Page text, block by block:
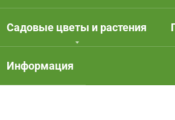
Садовые цветы и растения
Информация